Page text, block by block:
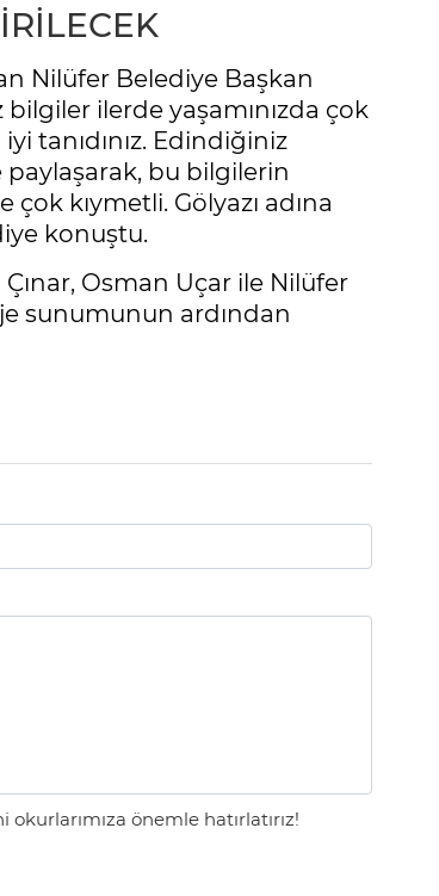
Nilüfer Belediye Başkan
ilerde yaşamınızda çok
tanıdınız. Edindiğiniz
paylaşarak, bu bilgilerin
kıymetli. Gölyazı adına
konuştu.
Çınar, Osman Uçar ile Nilüfer
sunumunun ardından
önemle hatırlatırız!